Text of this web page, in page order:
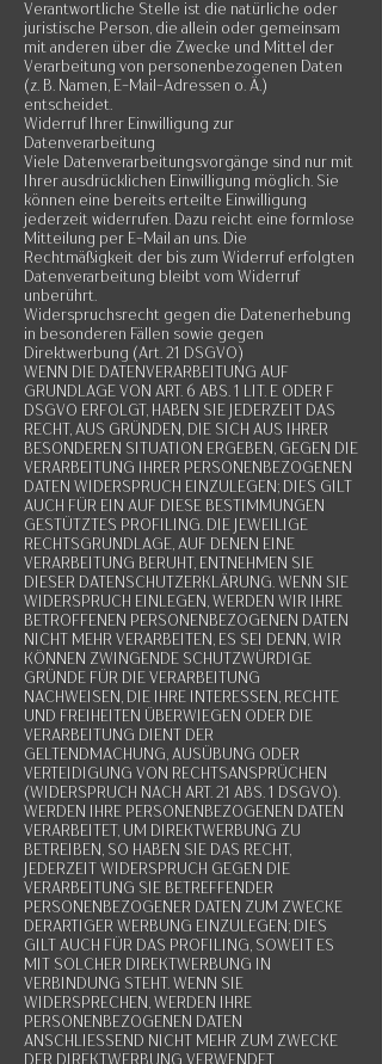
Verantwortliche Stelle ist die natürliche oder
juristische Person, die allein oder gemeinsam
mit anderen über die Zwecke und Mittel der
Verarbeitung von personenbezogenen Daten
(z. B. Namen, E-Mail-Adressen o. Ä.)
entscheidet.
Widerruf Ihrer Einwilligung zur
Datenverarbeitung
Viele Datenverarbeitungsvorgänge sind nur mit
Ihrer ausdrücklichen Einwilligung möglich. Sie
können eine bereits erteilte Einwilligung
jederzeit widerrufen. Dazu reicht eine formlose
Mitteilung per E-Mail an uns. Die
Rechtmäßigkeit der bis zum Widerruf erfolgten
Datenverarbeitung bleibt vom Widerruf
unberührt.
Widerspruchsrecht gegen die Datenerhebung
in besonderen Fällen sowie gegen
Direktwerbung (Art. 21 DSGVO)
WENN DIE DATENVERARBEITUNG AUF
GRUNDLAGE VON ART. 6 ABS. 1 LIT. E ODER F
DSGVO ERFOLGT, HABEN SIE JEDERZEIT DAS
RECHT, AUS GRÜNDEN, DIE SICH AUS IHRER
BESONDEREN SITUATION ERGEBEN, GEGEN DIE
VERARBEITUNG IHRER PERSONENBEZOGENEN
DATEN WIDERSPRUCH EINZULEGEN; DIES GILT
AUCH FÜR EIN AUF DIESE BESTIMMUNGEN
GESTÜTZTES PROFILING. DIE JEWEILIGE
RECHTSGRUNDLAGE, AUF DENEN EINE
VERARBEITUNG BERUHT, ENTNEHMEN SIE
DIESER DATENSCHUTZERKLÄRUNG. WENN SIE
WIDERSPRUCH EINLEGEN, WERDEN WIR IHRE
BETROFFENEN PERSONENBEZOGENEN DATEN
NICHT MEHR VERARBEITEN, ES SEI DENN, WIR
KÖNNEN ZWINGENDE SCHUTZWÜRDIGE
GRÜNDE FÜR DIE VERARBEITUNG
NACHWEISEN, DIE IHRE INTERESSEN, RECHTE
UND FREIHEITEN ÜBERWIEGEN ODER DIE
VERARBEITUNG DIENT DER
GELTENDMACHUNG, AUSÜBUNG ODER
VERTEIDIGUNG VON RECHTSANSPRÜCHEN
(WIDERSPRUCH NACH ART. 21 ABS. 1 DSGVO).
WERDEN IHRE PERSONENBEZOGENEN DATEN
VERARBEITET, UM DIREKTWERBUNG ZU
BETREIBEN, SO HABEN SIE DAS RECHT,
JEDERZEIT WIDERSPRUCH GEGEN DIE
VERARBEITUNG SIE BETREFFENDER
PERSONENBEZOGENER DATEN ZUM ZWECKE
DERARTIGER WERBUNG EINZULEGEN; DIES
GILT AUCH FÜR DAS PROFILING, SOWEIT ES
MIT SOLCHER DIREKTWERBUNG IN
VERBINDUNG STEHT. WENN SIE
WIDERSPRECHEN, WERDEN IHRE
PERSONENBEZOGENEN DATEN
ANSCHLIESSEND NICHT MEHR ZUM ZWECKE
DER DIREKTWERBUNG VERWENDET